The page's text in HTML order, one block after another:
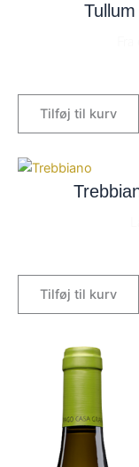
Tilføj til kurv
Tilføj til kurv